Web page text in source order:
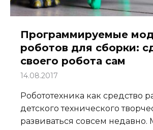
Программируемые
роботов для сборки:
своего робота сам
14.08.2017
Робототехника как средство
детского технического
развиваться совсем недавно.